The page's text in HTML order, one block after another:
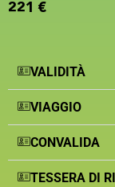
221 €
VALIDITÀ
VIAGGIO
CONVALIDA
TESSERA DI